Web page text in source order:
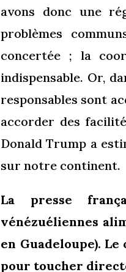
avons donc une
problèmes
concertée ; la
indispensable. Or,
responsables sont
accorder des
Donald Trump a
sur notre continent.
La presse
vénézuéliennes
en Guadeloupe).
pour toucher